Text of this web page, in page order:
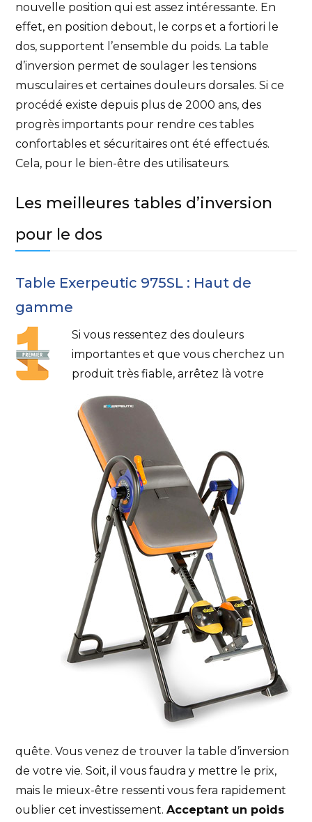
nouvelle position qui est assez intéressante. En
effet, en position debout, le corps et a fortiori le
dos, supportent l’ensemble du poids. La table
d’inversion permet de soulager les tensions
musculaires et certaines douleurs dorsales. Si ce
procédé existe depuis plus de 2000 ans, des
progrès importants pour rendre ces tables
confortables et sécuritaires ont été effectués.
Cela, pour le bien-être des utilisateurs.
Les meilleures tables d’inversion
pour le dos
Table Exerpeutic 975SL : Haut de
gamme
Si vous ressentez des douleurs
importantes et que vous cherchez un
produit très fiable, arrêtez là votre
quête. Vous venez de trouver la table d’inversion
de votre vie. Soit, il vous faudra y mettre le prix,
mais le mieux-être ressenti vous fera rapidement
oublier cet investissement.Acceptant un poids